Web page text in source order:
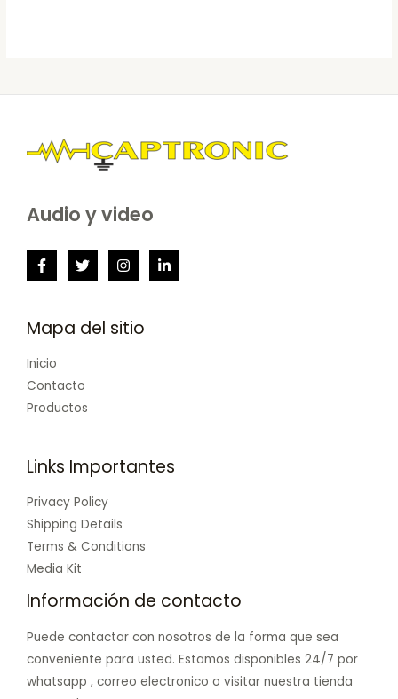
Audio y video
Mapa del sitio
Inicio
Contacto
Productos
Links Importantes
Privacy Policy
Shipping Details
Terms & Conditions
Media Kit
Información de contacto
Puede contactar con nosotros de la forma que sea
conveniente para usted. Estamos disponibles 24/7 por
whatsapp , correo electronico o visitar nuestra tienda